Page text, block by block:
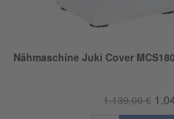
Nähmaschine Juki Cover
1.139,00 €